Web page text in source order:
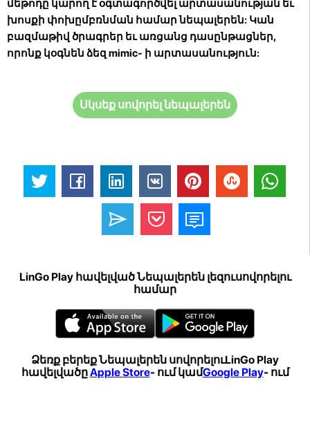
մեթոդը կարող է օգտագործվել արտասանության եւ
խոսքի փոխըմբռնման համար նեպալերեն: Կան
բազմաթիվ ծրագրեր եւ առցանց դասընթացներ,
որոնք կօգնեն ձեզ mimic- ի արտասանություն:
Սկսեք սովորել նեպալերեն
LinGo Play հավելված Նեպալերեն լեզուսովորելու
համար
Ձեռք բերեք Նեպալերեն սովորելուLinGo Play
հավելվածըApple Store- ում կամGoogle Play- ում